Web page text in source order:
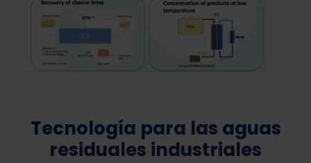
Tecnología para las aguas
residuales industriales